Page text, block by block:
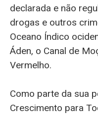
declarada e não
drogas e outros
Oceano Índico
Áden, o Canal de
Vermelho.
Como parte da sua
Crescimento para